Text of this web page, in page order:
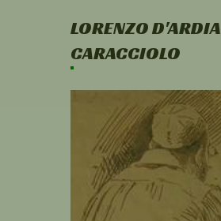
LORENZO D'ARDIA
CARACCIOLO